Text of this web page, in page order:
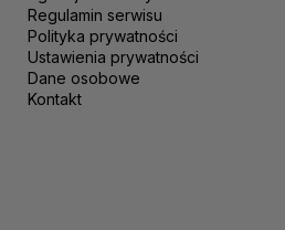
Regulamin serwisu
Polityka prywatności
Ustawienia prywatności
Dane osobowe
Kontakt